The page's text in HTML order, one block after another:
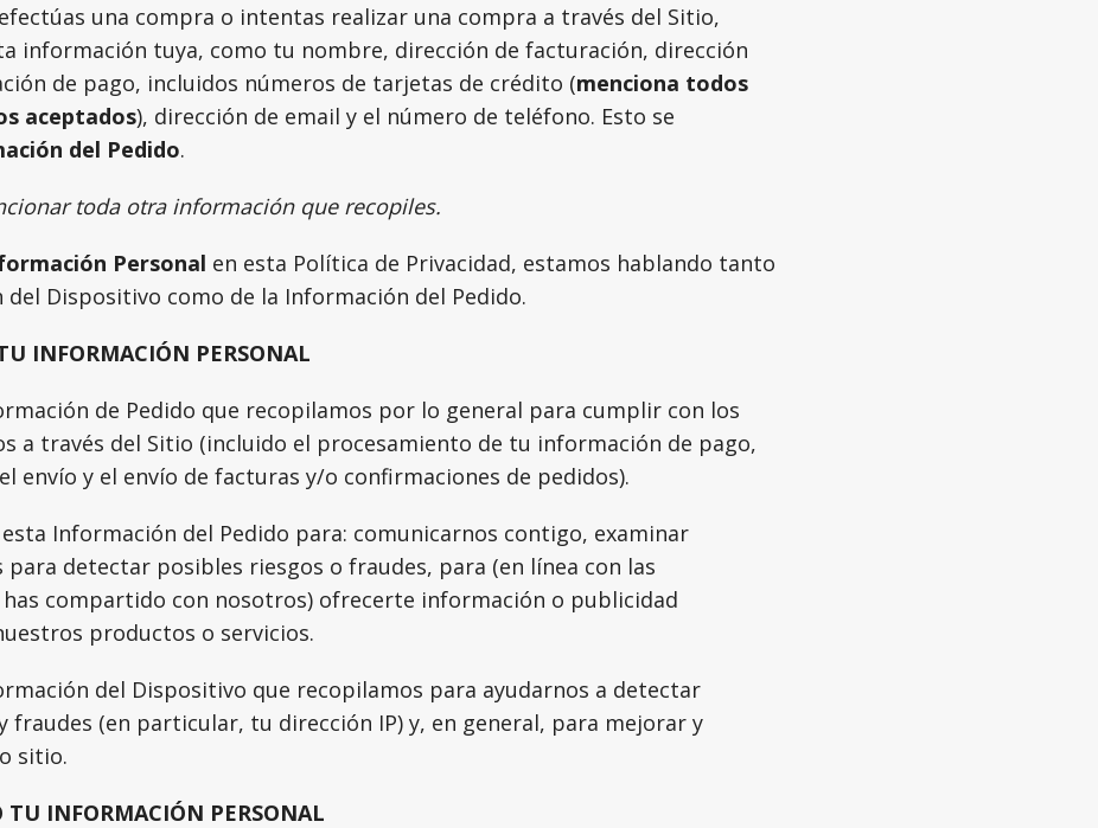
una compra o intentas realizar una compra a través del Sitio,
información tuya, como tu nombre, dirección de facturación, dirección
de pago, incluidos números de tarjetas de crédito (menciona todos
aceptados), dirección de email y el número de teléfono. Esto se
del Pedido.
toda otra información que recopiles.
Personal en esta Política de Privacidad, estamos hablando tanto
Dispositivo como de la Información del Pedido.
INFORMACIÓN PERSONAL
de Pedido que recopilamos por lo general para cumplir con los
a través del Sitio (incluido el procesamiento de tu información de pago,
envío y el envío de facturas y/o confirmaciones de pedidos).
Información del Pedido para: comunicarnos contigo, examinar
para detectar posibles riesgos o fraudes, para (en línea con las
compartido con nosotros) ofrecerte información o publicidad
productos o servicios.
del Dispositivo que recopilamos para ayudarnos a detectar
fraudes (en particular, tu dirección IP) y, en general, para mejorar y
sitio.
TU INFORMACIÓN PERSONAL